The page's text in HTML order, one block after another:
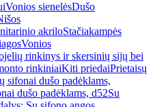
Vonios sienelėsDušo
akriloStačiakampės
Vonios
rinkinys ir skersinių sijų bei
rinkiniaiKiti priedaiPrietaisų
sifonai dušo padėklams,
dušo padėklams, d52Su